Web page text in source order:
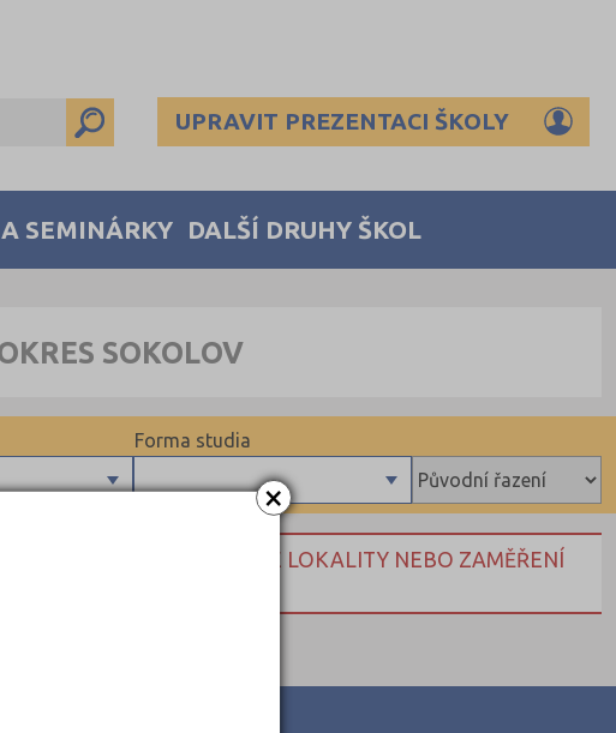
×
UPRAVIT PREZENTACI ŠKOLY
SEMINÁRKY DALŠÍ DRUHY ŠKOL
SOKOLOV
Forma studia
NEBO HLEDEJTE DLE LOKALITY NEBO ZAMĚŘENÍ